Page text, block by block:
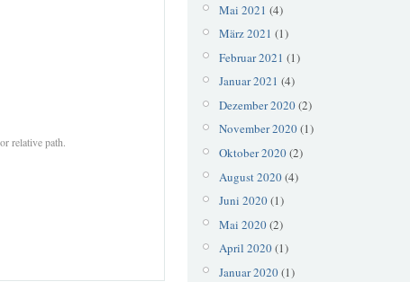
relative path.
Mai 2021 (4)
März 2021 (1)
Februar 2021 (1)
Januar 2021 (4)
Dezember 2020(2)
November 2020(1)
Oktober 2020(2)
August 2020(4)
Juni 2020(1)
Mai 2020(2)
April 2020(1)
Januar 2020(1)